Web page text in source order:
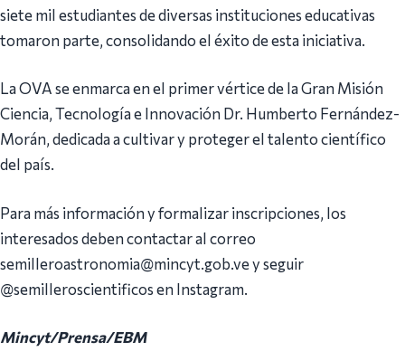
siete mil estudiantes de diversas instituciones educativas
tomaron parte, consolidando el éxito de esta iniciativa.
La OVA se enmarca en el primer vértice de la Gran Misión
Ciencia, Tecnología e Innovación Dr. Humberto Fernández-
Morán, dedicada a cultivar y proteger el talento científico
del país.
Para más información y formalizar inscripciones, los
interesados deben contactar al correo
semilleroastronomia@mincyt.gob.ve y seguir
@semilleroscientificos en Instagram.
Mincyt/Prensa/EBM